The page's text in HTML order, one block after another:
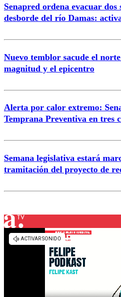
Senapred ordena evacuar
desborde del río Damas:
Nuevo temblor sacude el
magnitud y el epicentro
Alerta por calor extremo:
Temprana Preventiva en tres
Semana legislativa estará
tramitación del proyecto de